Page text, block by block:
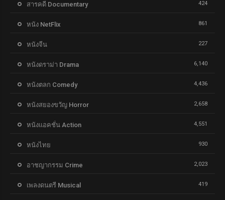
สารคดี Documentary 424
หนัง NetFlix 861
หนังจีน 227
หนังดราม่า Drama 6,140
หนังตลก Comedy 4,436
หนังสยองขวัญ Horror 2,658
หนังแอคชั่น Action 4,551
หนังไทย 930
อาชญากรรม Crime 2,023
เพลงดนตรี Musical 419